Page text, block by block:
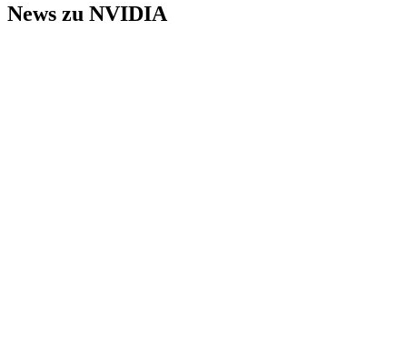
News zu NVIDIA